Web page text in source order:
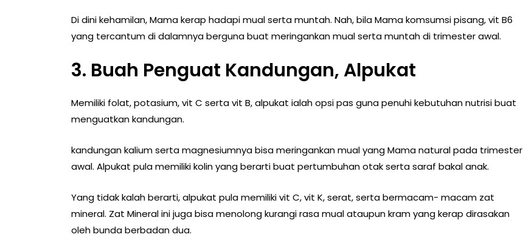
Di dini kehamilan, Mama kerap hadapi mual serta muntah. Nah, bila Mama komsumsi pisang, vit B6
yang tercantum di dalamnya berguna buat meringankan mual serta muntah di trimester awal.
3. Buah Penguat Kandungan, Alpukat
Memiliki folat, potasium, vit C serta vit B, alpukat ialah opsi pas guna penuhi kebutuhan nutrisi buat
menguatkan kandungan.
kandungan kalium serta magnesiumnya bisa meringankan mual yang Mama natural pada trimester
awal. Alpukat pula memiliki kolin yang berarti buat pertumbuhan otak serta saraf bakal anak.
Yang tidak kalah berarti, alpukat pula memiliki vit C, vit K, serat, serta bermacam- macam zat
mineral. Zat Mineral ini juga bisa menolong kurangi rasa mual ataupun kram yang kerap dirasakan
oleh bunda berbadan dua.